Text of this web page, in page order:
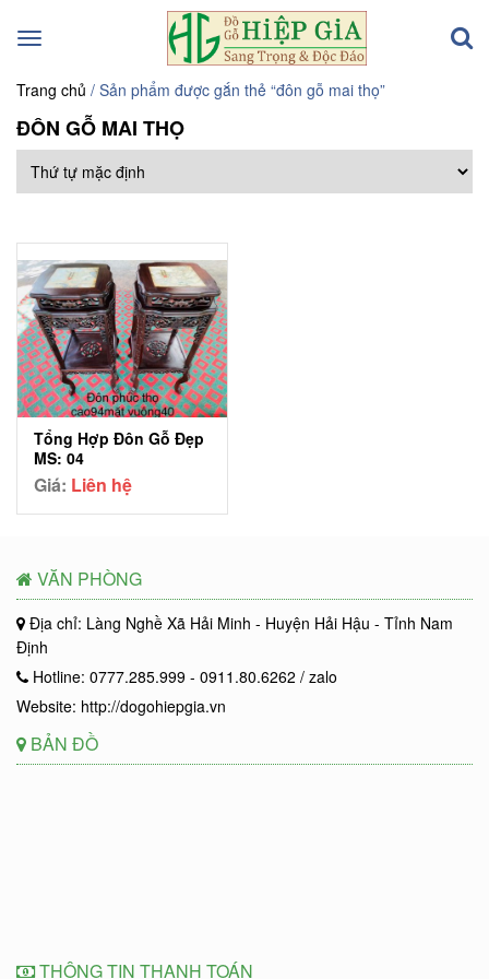
Toggle
Trang chủ / Sản phẩm được gắn thẻ “đôn gỗ mai thọ”
ĐÔN GỖ MAI THỌ
Tổng Hợp Đôn Gỗ Đẹp
MS: 04
Giá: Liên hệ
VĂN PHÒNG
Địa chỉ: Làng Nghề Xã Hải Minh - Huyện Hải Hậu - Tỉnh Nam
Định
Hotline: 0777.285.999 - 0911.80.6262 / zalo
Website: http://dogohiepgia.vn
BẢN ĐỒ
THÔNG TIN THANH TOÁN